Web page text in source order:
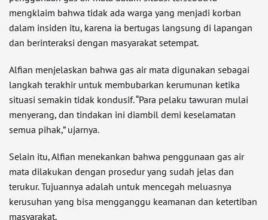
mengklaim bahwa tidak ada warga yang menjadi korban
dalam insiden itu, karena ia bertugas langsung di lapangan
dan berinteraksi dengan masyarakat setempat.
Alfian menjelaskan bahwa gas air mata digunakan sebagai
langkah terakhir untuk membubarkan kerumunan ketika
situasi semakin tidak kondusif. “Para pelaku tawuran mulai
menyerang, dan tindakan ini diambil demi keselamatan
semua pihak,” ujarnya.
Selain itu, Alfian menekankan bahwa penggunaan gas air
mata dilakukan dengan prosedur yang sudah jelas dan
terukur. Tujuannya adalah untuk mencegah meluasnya
kerusuhan yang bisa mengganggu keamanan dan ketertiban
masyarakat.